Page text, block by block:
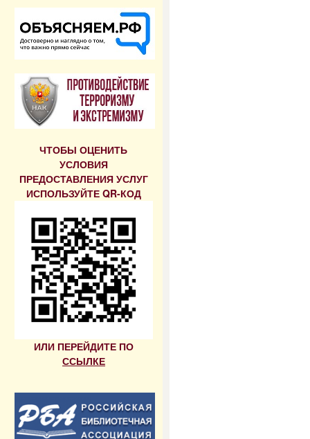
ЧТОБЫ ОЦЕНИТЬ
УСЛОВИЯ
ПРЕДОСТАВЛЕНИЯ УСЛУГ
ИСПОЛЬЗУЙТЕ QR-КОД
ИЛИ ПЕРЕЙДИТЕ ПО
ССЫЛКЕ